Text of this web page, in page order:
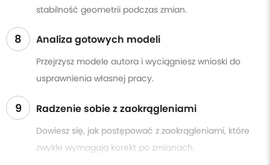
stabilność geometrii podczas zmian.
8 Analiza gotowych modeli
Przejrzysz modele autora i wyciągniesz wnioski do
usprawnienia własnej pracy.
9 Radzenie sobie z zaokrągleniami
Dowiesz się, jak postępować z zaokrągleniami, które
zwykle wymagają korekt po zmianach.